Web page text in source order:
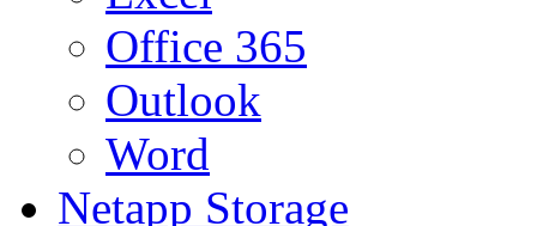
Office 365
Outlook
Word
Netapp Storage